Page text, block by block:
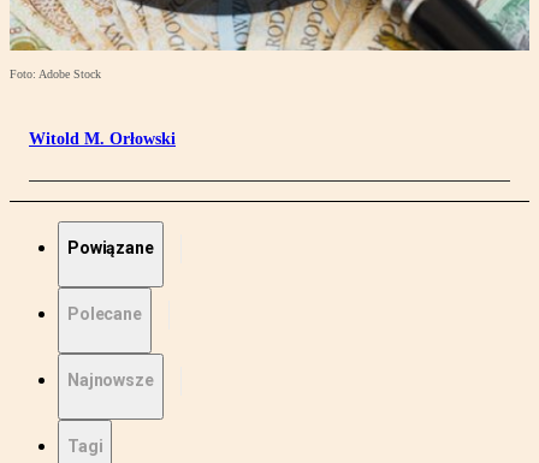
Foto: Adobe Stock
Witold M. Orłowski
Powiązane
Polecane
Najnowsze
Tagi